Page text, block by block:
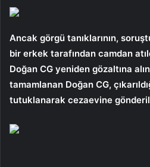
Ancak görgü tanıklarının,
bir erkek tarafından camdan
Doğan CG yeniden gözaltına
tamamlanan Doğan CG,
tutuklanarak cezaevine